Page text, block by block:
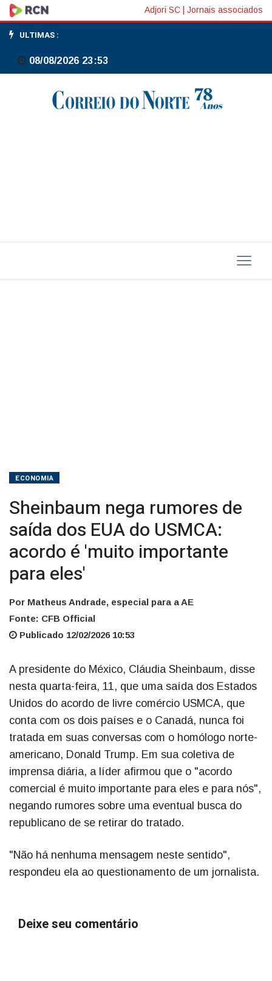
Sheinbaum
nega
rumores
acordo
Adjori SC Jornais associados
ULTIMAS :
08/08/2026 23:53
ECONOMIA
Sheinbaum nega rumores de
saída dos EUA do USMCA:
acordo é 'muito importante
para eles'
Por Matheus Andrade, especial para a AE
Fonte: CFB Official
Publicado 12/02/2026 10:53
A presidente do México, Cláudia Sheinbaum, disse
nesta quarta-feira, 11, que uma saída dos Estados
Unidos do acordo de livre comércio USMCA, que
conta com os dois países e o Canadá, nunca foi
tratada em suas conversas com o homólogo norte-
americano, Donald Trump. Em sua coletiva de
imprensa diária, a líder afirmou que o "acordo
comercial é muito importante para eles e para nós",
negando rumores sobre uma eventual busca do
republicano de se retirar do tratado.
"Não há nenhuma mensagem neste sentido",
respondeu ela ao questionamento de um jornalista.
Deixe seu comentário